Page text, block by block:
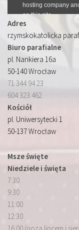
Adres
rzymskokatolicka
Biuro parafialne
pl. Nankiera 16a
50-140 Wrocław
71 344 94 23
604 323 462
Kościół
pl. Uniwersytecki 1
50-137 Wrocław
Msze święte
Niedziele i święta
7:30
9:30
11:00
12:30